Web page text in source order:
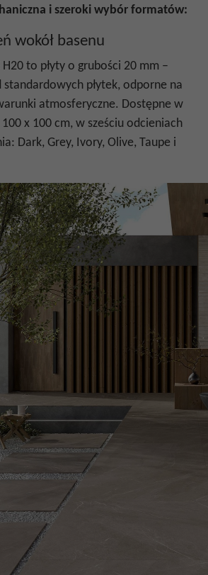
i szeroki wybór formatów:
wokół basenu
H20 to płyty o grubości 20 mm –
standardowych płytek, odporne na
atmosferyczne. Dostępne w
x 100 cm, w sześciu odcieniach
Dark, Grey, Ivory, Olive, Taupe i